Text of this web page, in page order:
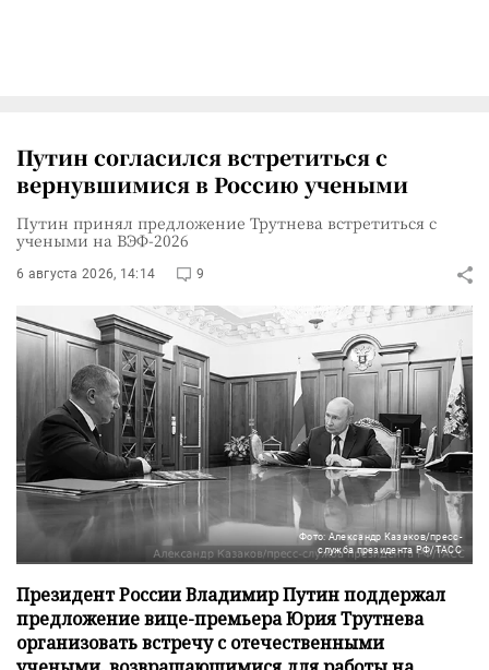
Путин согласился встретиться с
вернувшимися в Россию учеными
Путин принял предложение Трутнева встретиться с
учеными на ВЭФ-2026
6 августа 2026, 14:14 9
Фото: Александр Казаков/пресс-
служба президента РФ/ТАСС
Президент России Владимир Путин поддержал
предложение вице-премьера Юрия Трутнева
организовать встречу с отечественными